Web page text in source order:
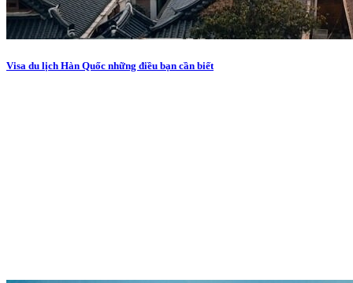
Visa du lịch Hàn Quốc những điều bạn cần biết